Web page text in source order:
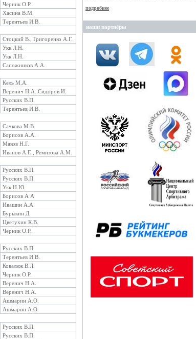
Черник О.Р.
Хасина В.М.
Терентьев И.В.
Стоцкий В., Григоренко А.Г.
Укк Л.Н.
Укк Л.Н.
Сапожников А.А.
Кель М.А.
Веренич Н.А. Сидоров И.
Русских В.П.
Терентьев И.В.
Сачкова М.В.
Борисов А.А.
Маков Н.Г.
Иванов А.Е., Ремизова А.М.
Русских В.П.
Русских В.П.
Укк Н.Ю.
Борисов А А
Ивашин А.А.
Бурыкин Д
Цветухин К.В.
Черник О.Р.
Русских В.П
Терентьев И.В.
Ковалюк В.Л.
Черник О.Р.
Веренич Н.А.
Веренич Н.А.
Ашмарин А.О.
Ашмарин А.О.
Русских В.П.
Русских В.П.
подробнее
наши партнёры